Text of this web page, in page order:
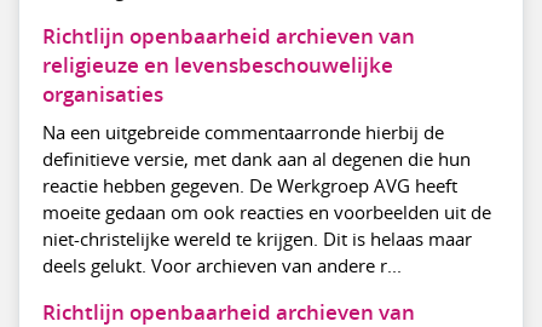
Richtlijn openbaarheid archieven van
religieuze en levensbeschouwelijke
organisaties
Na een uitgebreide commentaarronde hierbij de
definitieve versie, met dank aan al degenen die hun
reactie hebben gegeven. De Werkgroep AVG heeft
moeite gedaan om ook reacties en voorbeelden uit de
niet-christelijke wereld te krijgen. Dit is helaas maar
deels gelukt. Voor archieven van andere r...
Richtlijn openbaarheid archieven van